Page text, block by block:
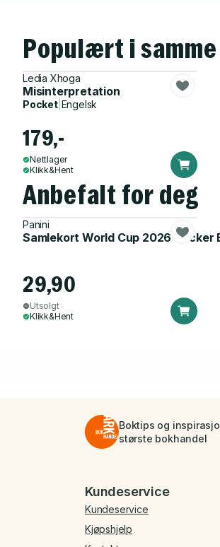
Populært i
Ledia Xhoga
Misinterpretation
Pocket| Engelsk
179,-
Nettlager
Klikk&Hent
Anbefalt for deg
Panini
Samlekort World Cup 2026 Sticker
29,90
Utsolgt
Klikk&Hent
Boktips og
største bokhandel
Bunnmeny
Kundeservice
Kundeservice
Kjøpshjelp